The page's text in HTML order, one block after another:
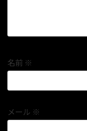
名前 ※
メール ※